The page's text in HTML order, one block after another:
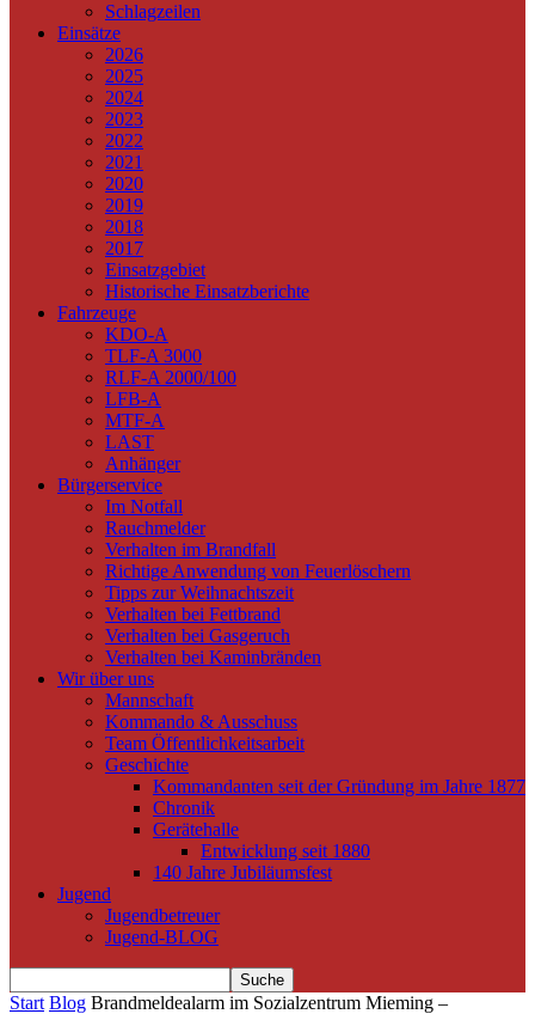
Schlagzeilen
Einsätze
2026
2025
2024
2023
2022
2021
2020
2019
2018
2017
Einsatzgebiet
Historische Einsatzberichte
Fahrzeuge
KDO-A
TLF-A 3000
RLF-A 2000/100
LFB-A
MTF-A
LAST
Anhänger
Bürgerservice
Im Notfall
Rauchmelder
Verhalten im Brandfall
Richtige Anwendung von Feuerlöschern
Tipps zur Weihnachtszeit
Verhalten bei Fettbrand
Verhalten bei Gasgeruch
Verhalten bei Kaminbränden
Wir über uns
Mannschaft
Kommando & Ausschuss
Team Öffentlichkeitsarbeit
Geschichte
Kommandanten seit der Gründung im Jahre 1877
Chronik
Gerätehalle
Entwicklung seit 1880
140 Jahre Jubiläumsfest
Jugend
Jugendbetreuer
Jugend-BLOG
Start Blog Brandmeldealarm im Sozialzentrum Mieming –